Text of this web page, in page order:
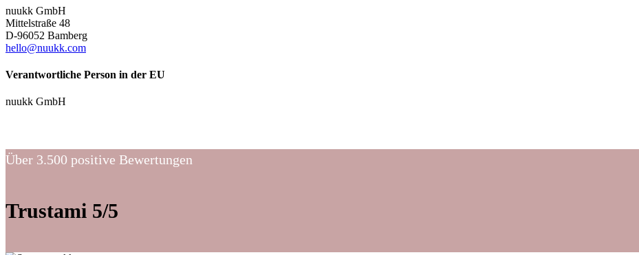
nuukk GmbH
Mittelstraße 48
D-96052 Bamberg
hello@nuukk.com
Verantwortliche Person in der EU
nuukk GmbH
Über 3.500 positive Bewertungen
Trustami 5/5